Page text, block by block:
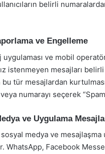
belirli
ve Engelleme
ve mobil
istenmeyen mesajları
bu tür mesajlardan
numarayı seçerek
ve Uygulama
medya ve mesajlaşma
WhatsApp, Facebook